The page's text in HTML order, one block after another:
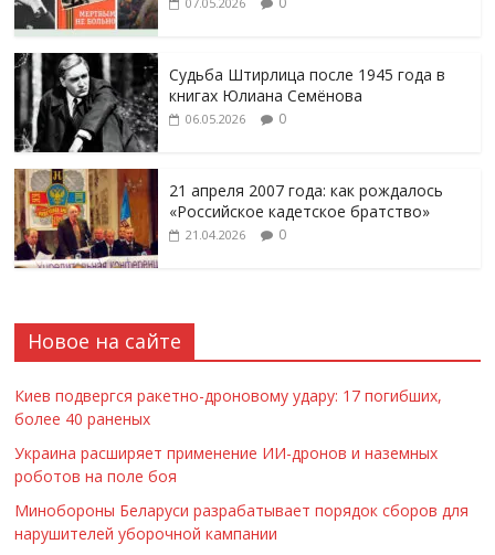
Судьба Штирлица после 1945 года в
книгах Юлиана Семёнова
06.05.2026 0
21 апреля 2007 года: как рождалось
«Российское кадетское братство»
21.04.2026 0
Новое на сайте
Киев подвергся ракетно-дроновому удару: 17 погибших,
более 40 раненых
Украина расширяет применение ИИ-дронов и наземных
роботов на поле боя
Минобороны Беларуси разрабатывает порядок сборов для
нарушителей уборочной кампании